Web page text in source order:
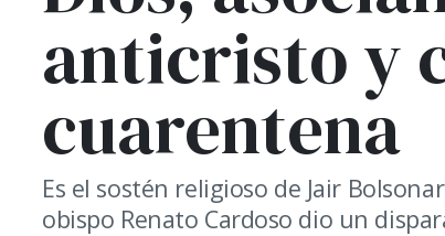
anticristo y
cuarentena
Es el sostén religioso de Jair
obispo Renato Cardoso dio un